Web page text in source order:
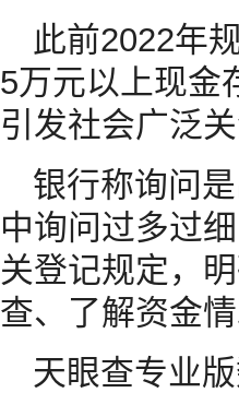
此前2022年
5万元以上现金
引发社会广泛
银行称询问
中询问过多过
关登记规定，
查、了解资金情
天眼查专业